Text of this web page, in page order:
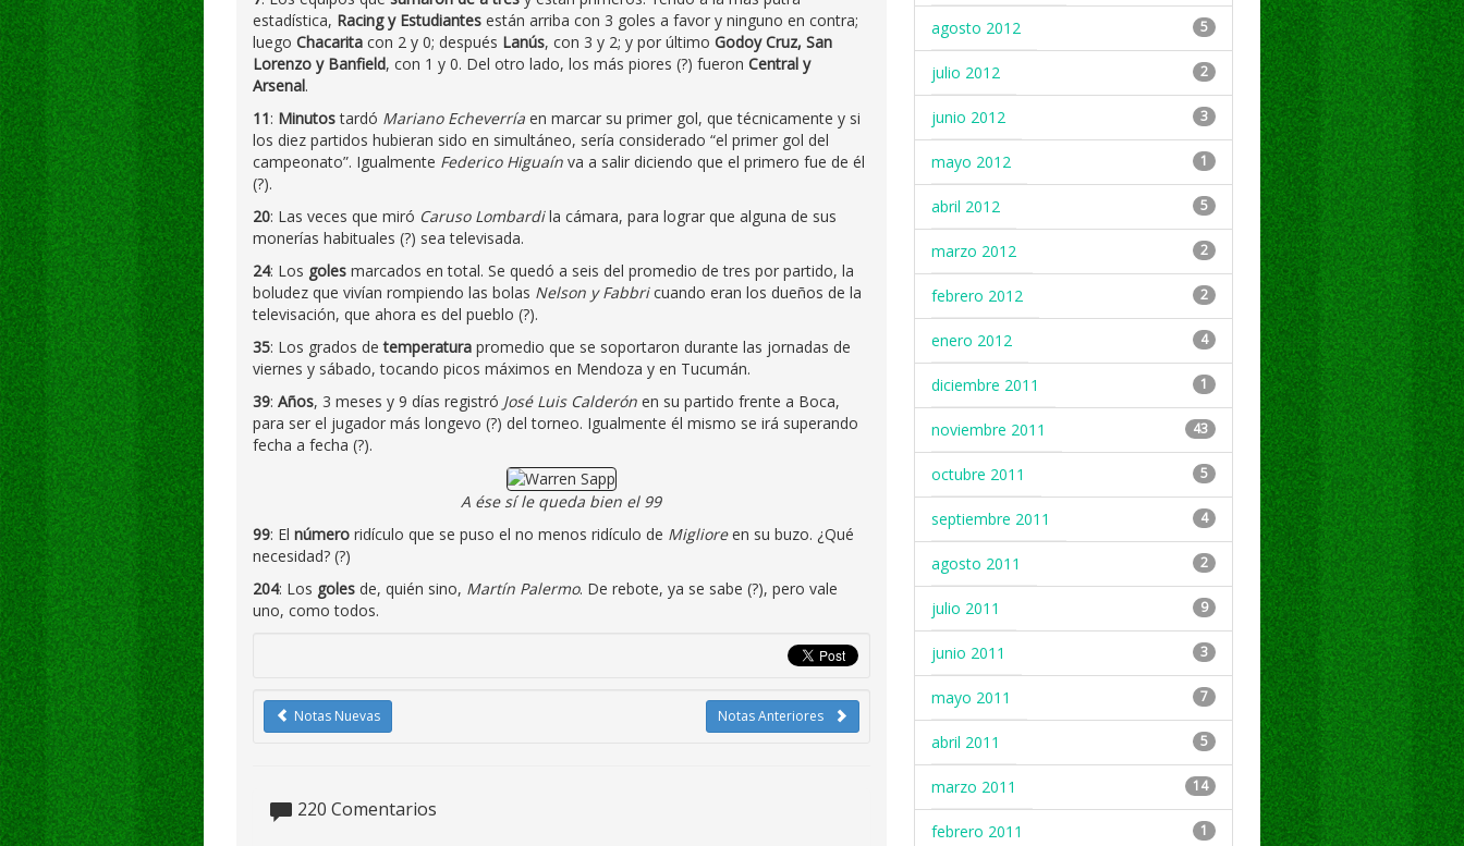
estadística, Racing y Estudiantes están arriba con 3 goles a favor y ninguno en contra;
luego Chacarita con 2 y 0; después Lanús, con 3 y 2; y por último Godoy Cruz, San
Lorenzo y Banfield, con 1 y 0. Del otro lado, los más piores (?) fueron Central y
Arsenal.
11: Minutostardó Mariano Echeverría en marcar su primer gol, que técnicamente y si
los diez partidos hubieran sido en simultáneo, sería considerado “el primer gol del
campeonato”. Igualmente Federico Higuaín va a salir diciendo que el primero fue de él
(?).
20: Las veces que miró Caruso Lombardila cámara, para lograr que alguna de sus
monerías habituales (?) sea televisada.
24: Los goles marcados en total. Se quedó a seis del promedio de tres por partido, la
boludez que vivían rompiendo las bolas Nelson y Fabbricuando eran los dueños de la
televisación, que ahora es del pueblo (?).
35: Los grados detemperatura promedio que se soportaron durante las jornadas de
viernes y sábado, tocando picos máximos en Mendoza y en Tucumán.
39: Años, 3 meses y 9 días registró José Luis Calderón en su partido frente a Boca,
para ser el jugador más longevo (?) del torneo. Igualmente él mismo se irá superando
fecha a fecha (?).
A ése sí le queda bien el 99
99: El número ridículo que se puso el no menos ridículo de Miglioreen su buzo. ¿Qué
necesidad? (?)
204: Los goles de, quién sino, Martín Palermo. De rebote, ya se sabe (?), pero vale
uno, como todos.
Notas Anteriores
Notas Nuevas
220 Comentarios
agosto 2012 5
julio 2012 2
junio 2012 3
mayo 2012 1
abril 2012 5
marzo 2012 2
febrero 2012 2
enero 2012 4
diciembre 2011 1
noviembre 2011 43
octubre 2011 5
septiembre 2011 4
agosto 2011 2
julio 2011 9
junio 2011 3
mayo 2011 7
abril 2011 5
marzo 2011 14
febrero 2011 1